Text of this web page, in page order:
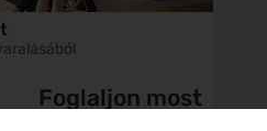
Foglaljon most